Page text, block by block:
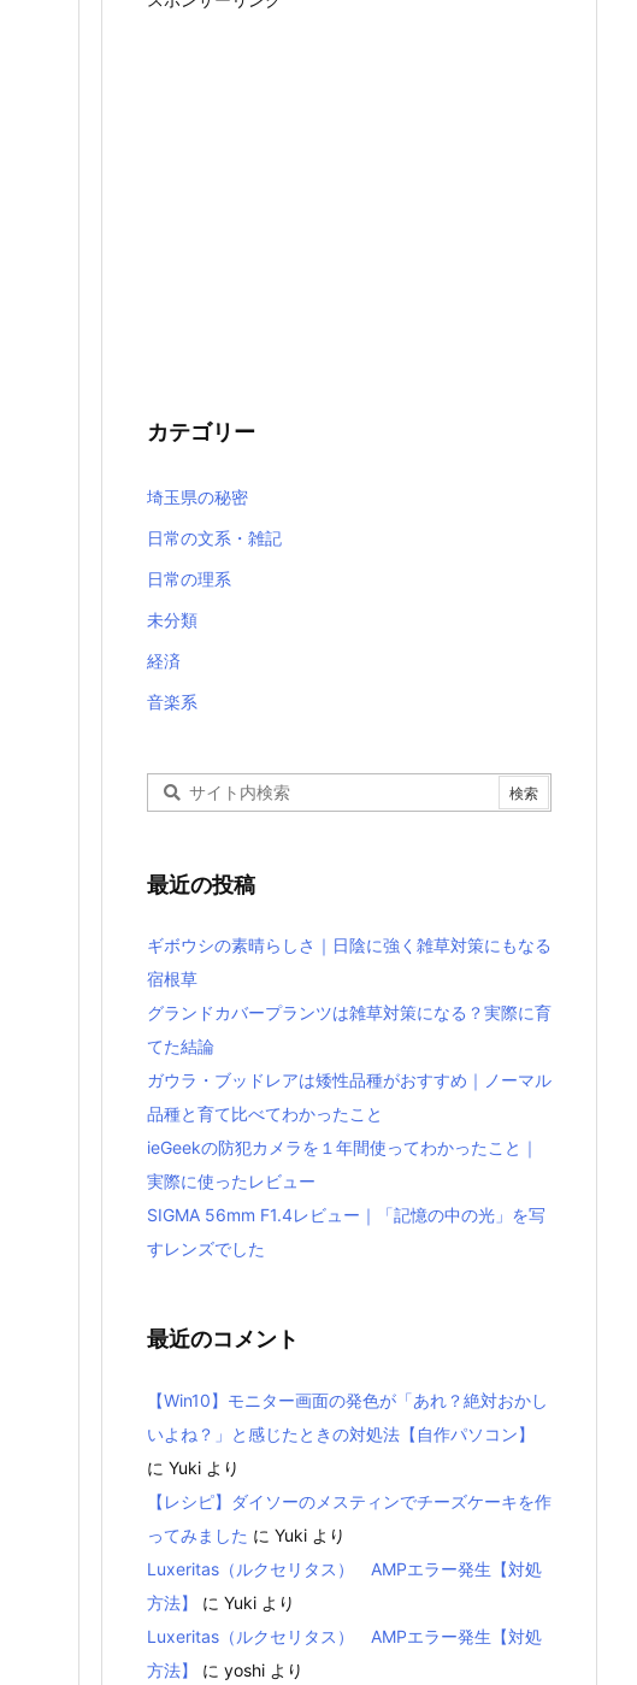
カテゴリー
埼玉県の秘密
日常の文系・雑記
日常の理系
未分類
経済
音楽系
最近の投稿
ギボウシの素晴らしさ｜日陰に強く雑草対策にもなる
宿根草
グランドカバープランツは雑草対策になる？実際に育
てた結論
ガウラ・ブッドレアは矮性品種がおすすめ｜ノーマル
品種と育て比べてわかったこと
ieGeekの防犯カメラを１年間使ってわかったこと｜
実際に使ったレビュー
SIGMA 56mm F1.4レビュー｜「記憶の中の光」を写
すレンズでした
最近のコメント
【Win10】モニター画面の発色が「あれ？絶対おかし
いよね？」と感じたときの対処法【自作パソコン】
に Yuki より
【レシピ】ダイソーのメスティンでチーズケーキを作
ってみました に Yuki より
Luxeritas（ルクセリタス） AMPエラー発生【対処
方法】
に Yuki より
Luxeritas（ルクセリタス） AMPエラー発生【対処
方法】
に yoshi より